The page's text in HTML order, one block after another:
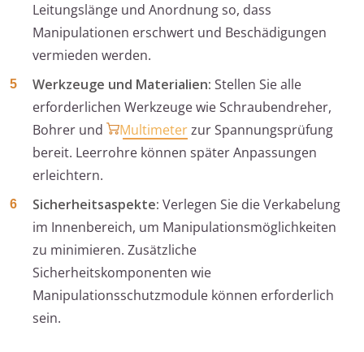
Leitungslänge und Anordnung so, dass
Manipulationen erschwert und Beschädigungen
vermieden werden.
Werkzeuge und Materialien: Stellen Sie alle
erforderlichen Werkzeuge wie Schraubendreher,
Bohrer und
Multimeterzur Spannungsprüfung
bereit. Leerrohre können später Anpassungen
erleichtern.
Sicherheitsaspekte: Verlegen Sie die Verkabelung
im Innenbereich, um Manipulationsmöglichkeiten
zu minimieren. Zusätzliche
Sicherheitskomponenten wie
Manipulationsschutzmodule können erforderlich
sein.